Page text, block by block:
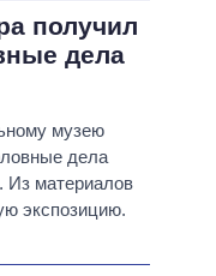
получил
дела
музею
дела
Из материалов
экспозицию.